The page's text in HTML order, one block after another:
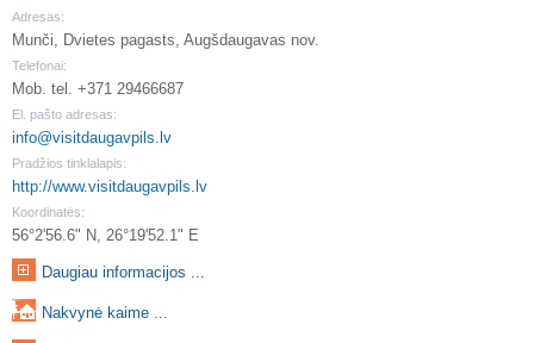
Adresas:
Munči, Dvietes pagasts, Augšdaugavas nov.
Telefonai:
Mob. tel. +371 29466687
El. pašto adresas:
info@visitdaugavpils.lv
Pradžios tinklalapis:
http://www.visitdaugavpils.lv
Koordinatės:
56°2'56.6" N, 26°19'52.1" E
Daugiau informacijos ...
Nakvynė kaime ...